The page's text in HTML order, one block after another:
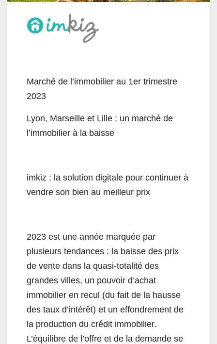
Marché de l’immobilier au 1er trimestre
2023
Lyon, Marseille et Lille : un marché de
l’immobilier à la baisse
imkiz : la solution digitale pour continuer à
vendre son bien au meilleur prix
2023 est une année marquée par
plusieurs tendances : la baisse des prix
de vente dans la quasi-totalité des
grandes villes, un pouvoir d’achat
immobilier en recul (du fait de la hausse
des taux d’intérêt) et un effondrement de
la production du crédit immobilier.
L’équilibre de l’offre et de la demande se